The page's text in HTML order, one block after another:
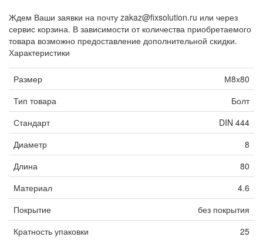
Ждем Ваши заявки на почту zakaz@fixsolution.ru или через
сервис корзина. В зависимости от количества приобретаемого
товара возможно предоставление дополнительной скидки.
Характеристики
Размер
М8х80
Тип товара
Болт
Стандарт
DIN 444
Диаметр
8
Длина
80
Материал
4.6
Покрытие
без покрытия
Кратность упаковки
25